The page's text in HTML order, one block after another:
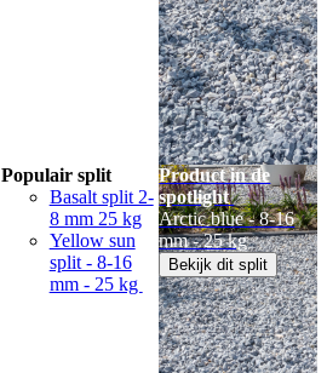
Populair split
Basalt split 2-
8 mm 25 kg
Yellow sun
split - 8-16
mm - 25 kg
Product in de
spotlight
Arctic blue - 8-16
mm - 25 kg
Bekijk dit split